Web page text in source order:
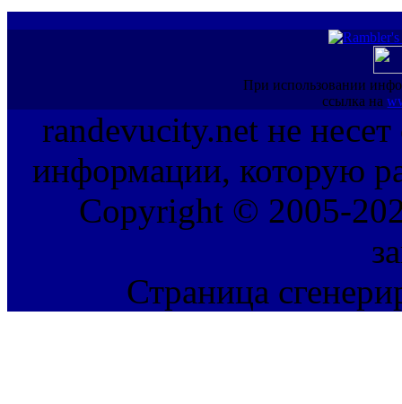
При использовании
ссылка на
randevucity.net не несет
информации, которую
Copyright © 2005-
Страница